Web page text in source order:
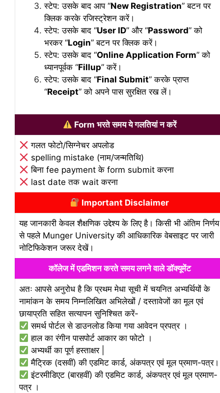
स्टेप: उसके बाद आप “New Registration” बटन पर
क्लिक करके रजिस्ट्रेशन करें।
स्टेप: उसके बाद “User ID” और “Password” को
भरकर “Login” बटन पर क्लिक करें।
स्टेप: उसके बाद “Online Application Form” को
ध्यानपूर्वक “Fillup” करें।
स्टेप: उसके बाद “Final Submit” करके प्राप्त
“Receipt” को अपने पास सुरक्षित रख लें।
Form भरते समय ये गलतियां न करें
गलत फोटो/सिग्नेचर अपलोड
spelling mistake (नाम/जन्मतिथि)
बिना fee payment के form submit करना
last date तक wait करना
Important Disclaimer
यह जानकारी केवल शैक्षणिक उद्देश्य के लिए है। किसी भी अंतिम निर्णय
से पहले Munger University की आधिकारिक वेबसाइट पर जारी
नोटिफिकेशन जरूर देखें।
कॉलेज में एडमिशन करते समय लगने वाले डॉक्यूमेंट
अतः आपसे अनुरोध है कि प्रथम मेधा सूची में चयनित अभ्यर्थियों के
नामांकन के समय निम्नलिखित अभिलेखों / दस्तावेजों का मूल एवं
छायाप्रति सहित सत्यापन सुनिश्चित करें-
समर्थ पोर्टल से डाउनलोड किया गया आवेदन प्रपत्र ।
हाल का रंगीन पासपोर्ट आकार का फोटो ।
अभ्यर्थी का पूर्ण हस्ताक्षर |
मैट्रिक (दसवीं) की एडमिट कार्ड, अंकपत्र एवं मूल प्रमाण-पत्र।
इंटरमीडिएट (बारहवीं) की एडमिट कार्ड, अंकपत्र एवं मूल प्रमाण-
पत्र ।